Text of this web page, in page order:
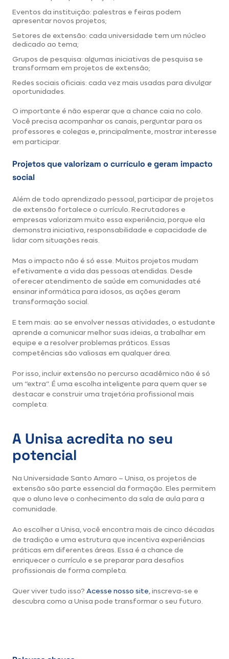
Eventos da instituição: palestras e feiras podem
apresentar novos projetos;
Setores de extensão: cada universidade tem um núcleo
dedicado ao tema;
Grupos de pesquisa: algumas iniciativas de pesquisa se
transformam em projetos de extensão;
Redes sociais oficiais: cada vez mais usadas para divulgar
oportunidades.
O importante é não esperar que a chance caia no colo.
Você precisa acompanhar os canais, perguntar para os
professores e colegas e, principalmente, mostrar interesse
em participar.
Projetos que valorizam o currículo e geram impacto
social
Além de todo aprendizado pessoal, participar de projetos
de extensão fortalece o currículo. Recrutadores e
empresas valorizam muito essa experiência, porque ela
demonstra iniciativa, responsabilidade e capacidade de
lidar com situações reais.
Mas o impacto não é só esse. Muitos projetos mudam
efetivamente a vida das pessoas atendidas. Desde
oferecer atendimento de saúde em comunidades até
ensinar informática para idosos, as ações geram
transformação social.
E tem mais: ao se envolver nessas atividades, o estudante
aprende a comunicar melhor suas ideias, a trabalhar em
equipe e a resolver problemas práticos. Essas
competências são valiosas em qualquer área.
Por isso, incluir extensão no percurso acadêmico não é só
um “extra”. É uma escolha inteligente para quem quer se
destacar e construir uma trajetória profissional mais
completa.
A Unisa acredita no seu
potencial
Na Universidade Santo Amaro – Unisa, os projetos de
extensão são parte essencial da formação. Eles permitem
que o aluno leve o conhecimento da sala de aula para a
comunidade.
Ao escolher a Unisa, você encontra mais de cinco décadas
de tradição e uma estrutura que incentiva experiências
práticas em diferentes áreas. Essa é a chance de
enriquecer o currículo e se preparar para desafios
profissionais de forma completa.
Quer viver tudo isso? Acesse nosso site, inscreva-se e
descubra como a Unisa pode transformar o seu futuro.